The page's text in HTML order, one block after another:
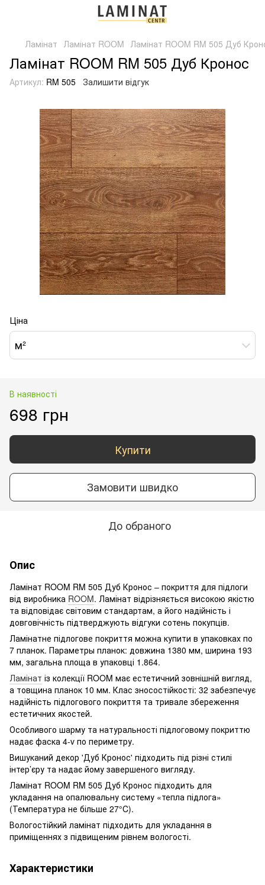
Ламінат Ламінат ROOM Ламінат ROOM RM 505 Дуб
Ламінат ROOM RM 505 Дуб Кронос
Артикул: RM 505 Залишити відгук
Ціна
м²
В наявності
698 грн
Купити
Замовити швидко
До обраного
Опис
Ламінат ROOM RM 505 Дуб Кронос – покриття для підлоги
від виробника ROOM. Ламінат відрізняється високою якістю
та відповідає світовим стандартам, а його надійність і
довговічність підтверджують відгуки сотень покупців.
Ламінатне підлогове покриття можна купити в упаковках по
7 планок. Параметры планок: довжина 1380 мм, ширина 193
мм, загальна площа в упаковці 1.864.
Ламінат із колекції ROOM має естетичний зовнішній вигляд,
а товщина планок 10 мм. Клас зносостійкості: 32 забезпечує
надійність підлогового покриття та тривале збереження
естетичних якостей.
Особливого шарму та натуральності підлоговому покриттю
надає фаска 4-v по периметру.
Вишуканий декор 'Дуб Кронос' підходить під різні стилі
інтер’єру та надає йому завершеного вигляду.
Ламінат ROOM RM 505 Дуб Кронос підходить для
укладання на опалювальну систему «тепла підлога»
(Температура не більше 27°C).
Вологостійкий ламінат підходить для укладання в
приміщеннях з підвищеним рівнем вологості.
Характеристики